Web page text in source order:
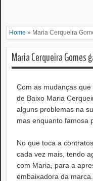
Home » Maria Cerqueira
Maria Cerqueira Gomes
Com as mudanças
de Baixo Maria
alguns problemas na
mas enquanto famosa
No que toca a
cada vez mais, tendo
com Maria, para a
embaixadora da